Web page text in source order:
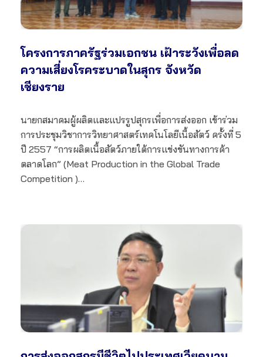
โครงการภาครัฐร่วมเอกชน เฝ้าระวังเพื่อลด
ความเสี่ยงโรคระบาดในสุกร จังหวัด
เชียงราย
นายกสมาคมผู้ผลิตและแปรรูปสุกรเพื่อการส่งออก เข้าร่วม
การประชุมวิชาการวิทยาศาสตร์เทคโนโลยีเนื้อสัตว์ ครั้งที่ 5
ปี 2557 “การผลิตเนื้อสัตว์ภายใต้การแข่งขันทางการค้า
ตลาดโลก” (Meat Production in the Global Trade
Competition )…